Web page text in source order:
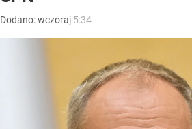
Dodano:wczoraj 5:34